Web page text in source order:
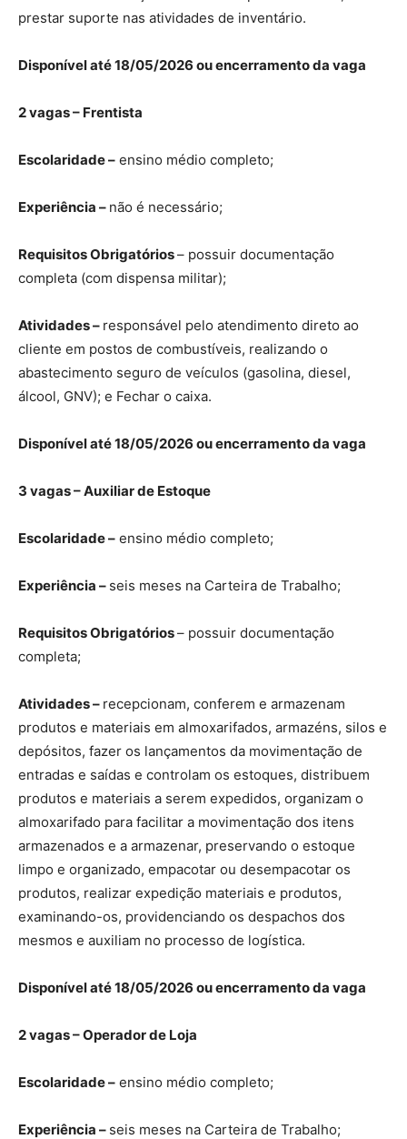
prestar suporte nas atividades de inventário.
Disponível até 18/05/2026 ou encerramento da vaga
2 vagas – Frentista
Escolaridade – ensino médio completo;
Experiência – não é necessário;
Requisitos Obrigatórios– possuir documentação
completa (com dispensa militar);
Atividades – responsável pelo atendimento direto ao
cliente em postos de combustíveis, realizando o
abastecimento seguro de veículos (gasolina, diesel,
álcool, GNV); e Fechar o caixa.
Disponível até 18/05/2026 ou encerramento da vaga
3 vagas – Auxiliar de Estoque
Escolaridade – ensino médio completo;
Experiência – seis meses na Carteira de Trabalho;
Requisitos Obrigatórios– possuir documentação
completa;
Atividades – recepcionam, conferem e armazenam
produtos e materiais em almoxarifados, armazéns, silos e
depósitos, fazer os lançamentos da movimentação de
entradas e saídas e controlam os estoques, distribuem
produtos e materiais a serem expedidos, organizam o
almoxarifado para facilitar a movimentação dos itens
armazenados e a armazenar, preservando o estoque
limpo e organizado, empacotar ou desempacotar os
produtos, realizar expedição materiais e produtos,
examinando-os, providenciando os despachos dos
mesmos e auxiliam no processo de logística.
Disponível até 18/05/2026 ou encerramento da vaga
2 vagas – Operador de Loja
Escolaridade – ensino médio completo;
Experiência – seis meses na Carteira de Trabalho;